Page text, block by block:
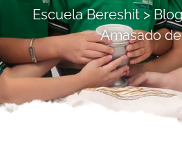
Escuela Bereshit>Blog
Amasado